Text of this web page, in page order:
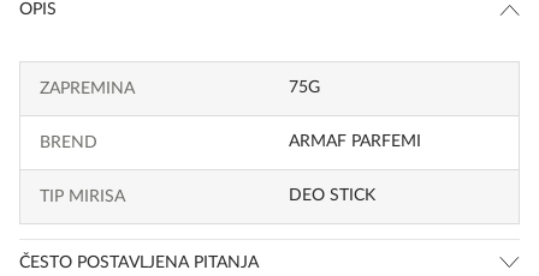
OPIS
ZAPREMINA 75G
BREND ARMAF PARFEMI
TIP MIRISA DEO STICK
ČESTO POSTAVLJENA PITANJA